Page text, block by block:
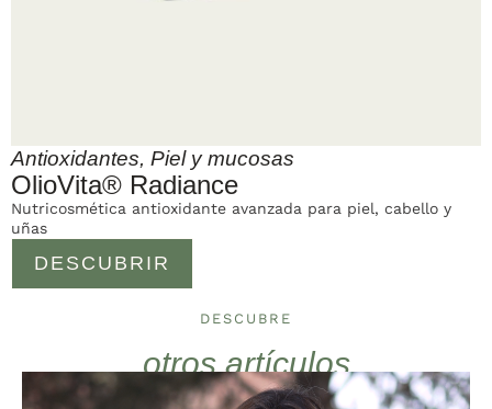
Antioxidantes, Piel y mucosas
OlioVita® Radiance
DESCUBRIR
Nutricosmética antioxidante avanzada para piel, cabello y
uñas
DESCUBRE
otros artículos